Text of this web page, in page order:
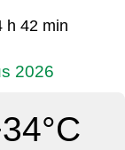
h 42 min
2026